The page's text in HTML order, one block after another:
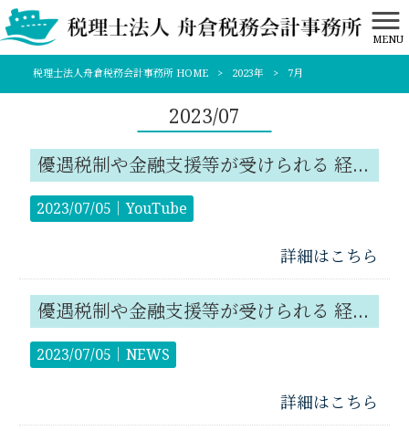
MENU
税理士法人舟倉税務会計事務所 HOME > 2023年 > 7月
2023/07
優遇税制や金融支援等が受けられる 経営力向上計画を作成しませんか？
2023/07/05｜YouTube
詳細はこちら
優遇税制や金融支援等が受けられる 経営力向上計画を作成しませんか？
2023/07/05｜NEWS
詳細はこちら